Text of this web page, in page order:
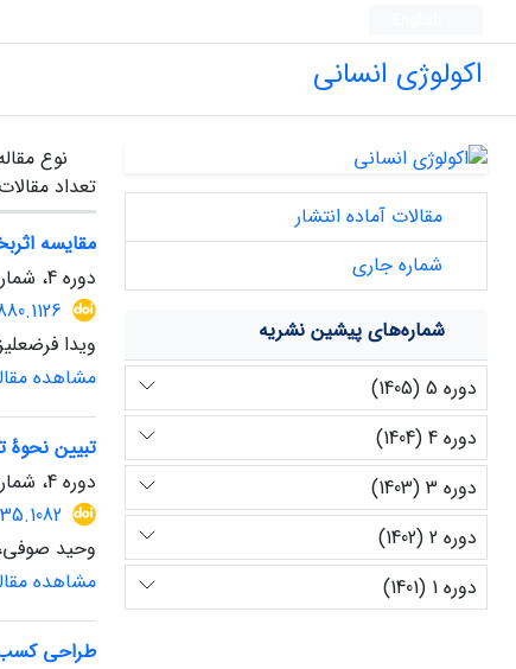
اکولوژی انسانی
نوع
تعداد
مقایسه
دوره 4، شماره 11، تابستان 1404، صفحه
ویدا
مشاهده
تبیین نحوۀ
دوره 4، شماره 12، پاییز 1404، صفحه
وحید
مشاهده
طراحی کسب
مقالات آماده انتشار
شماره جاری
شماره‌های پیشین نشریه
دوره 5 (1405)
دوره 4 (1404)
دوره 3 (1403)
دوره 2 (1402)
دوره 1 (1401)